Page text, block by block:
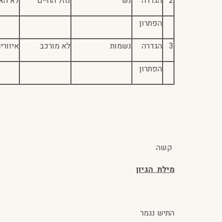
הפתרון
3
הגדרה נשמות לא מורכב
הפתרון
קשה
מילת הגיון
התיש נגמר